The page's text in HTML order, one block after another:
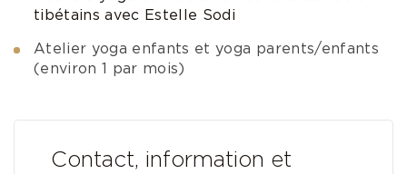
tibétains avec Estelle Sodi
Atelier yoga enfants et yoga parents/enfants
(environ 1 par mois)
Contact, information et